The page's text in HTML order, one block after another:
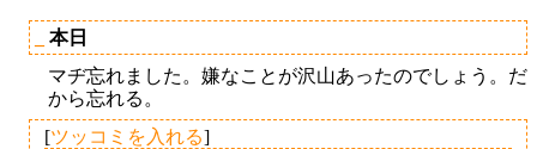
本日
マヂ忘れました。嫌なことが沢山あったのでしょう。だ
から忘れる。
[ツッコミを入れる]